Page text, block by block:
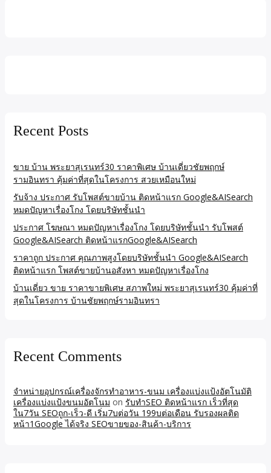
Recent Posts
ขาย บ้าน พระยาสุเรนทร์30 ราคาพิเศษ บ้านเดี่ยวชัยพฤกษ์
รามอินทรา คุ้มค่าที่สุดในโครงการ สวยเหมือนใหม่
รับจ้าง ประกาศ รับโพสต์ขายบ้าน ติดหน้าแรก Google&AISearch
หมดปัญหาเรื่องโกง โดยบริษัทชั้นนำ
ประกาศ โฆษณา หมดปัญหาเรื่องโกง โดยบริษัทชั้นนำ รับโพสต์
Google&AISearch ติดหน้าแรกGoogle&AISearch
ราคาถูก ประกาศ คุณภาพสูงโดยบริษัทชั้นนำ Google&AISearch
ติดหน้าแรก โพสต์ขายบ้านอสังหา หมดปัญหาเรื่องโกง
บ้านเดี่ยว ขาย ราคาขายพิเศษ สภาพใหม่ พระยาสุเรนทร์30 คุ้มค่าที่
สุดในโครงการ บ้านชัยพฤกษ์รามอินทรา
Recent Comments
จำหน่ายอุปกรณ์เครื่องจักรทำอาหาร-ขนม เครื่องแบ่งแป้งอัตโนมัติ
เครื่องแบ่งแป้งขนมอัตโนม on รับทำSEO ติดหน้าแรก เร็วที่สุด
ใน7วัน SEOถูก-เร็ว-ดี เริ่ม7บต่อวัน 199บต่อเดือน รับรองผลติด
หน้า1Google ได้จริง SEOขายของ-สินค้า-บริการ